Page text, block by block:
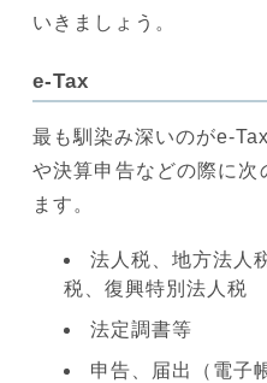
いきましょう。
e-Tax
最も馴染み深いのがe-
や決算申告などの際に次
ます。
法人税、地方法人
税、復興特別法人税
法定調書等
申告、届出（電子